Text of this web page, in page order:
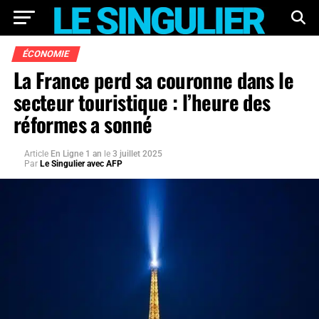
ÉCONOMIE
La France perd sa couronne dans le
secteur touristique : l’heure des
réformes a sonné
Article En Ligne 1 an le 3 juillet 2025
Par Le Singulier avec AFP